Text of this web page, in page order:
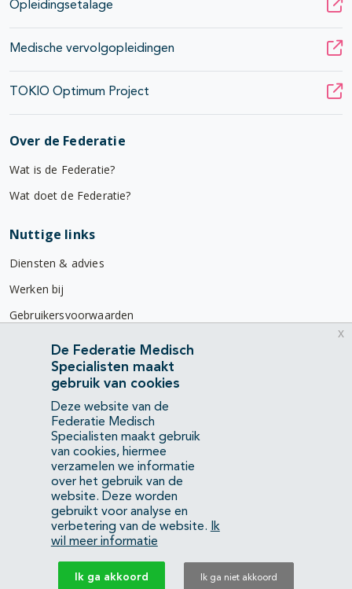
Opleidingsetalage
Medische vervolgopleidingen
TOKIO Optimum Project
Over de Federatie
Wat is de Federatie?
Wat doet de Federatie?
Nuttige links
Diensten & advies
Werken bij
Gebruikersvoorwaarden
Privacyverklaring
Contact
Mercatorlaan 1200
3528 BL Utrecht
(088) 505 34 34
info@richtlijnendatabase.nl
YouTubeLinkedIn
KvK Federatie Medisch Specialisten:40483480
De Federatie Medisch
Specialisten maakt
gebruik van cookies
Deze website van de
Federatie Medisch
Specialisten maakt gebruik
van cookies, hiermee
verzamelen we informatie
over het gebruik van de
website. Deze worden
gebruikt voor analyse en
verbetering van de website.
Ik
wil meer informatie
Ik ga akkoord Ik ga niet akkoord
x